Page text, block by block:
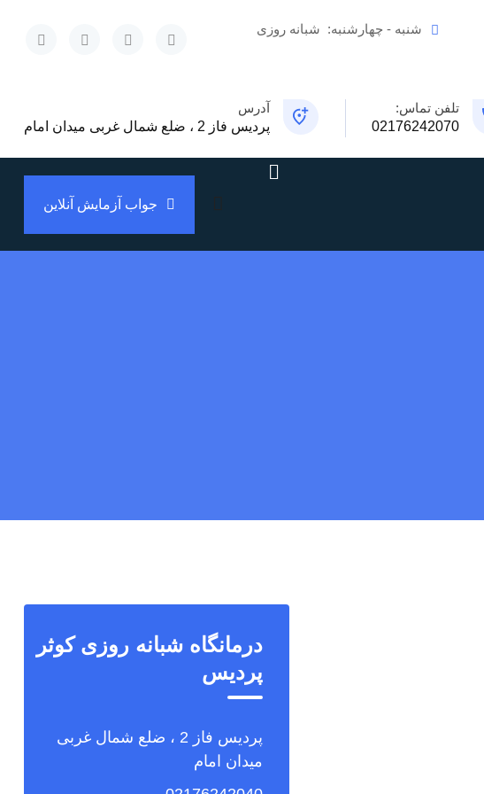
شنبه - چهارشنبه: شبانه روزی
تلفن تماس:
02176242070
آدرس
پردیس فاز 2 ، ضلع شمال غربی میدان امام
جواب آزمایش آنلاین
درمانگاه شبانه روزی کوثر
پردیس
پردیس فاز 2 ، ضلع شمال غربی
میدان امام